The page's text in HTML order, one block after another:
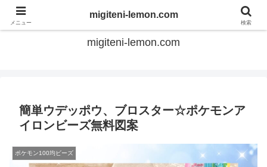
てのひらアイロンビーズ
migiteni-lemon.com
簡単ウデッポウ、ブロスター☆ポケモンア
イロンビーズ無料図案
ポケモン100均ビーズ
メニュー
migiteni-lemon.com
検索